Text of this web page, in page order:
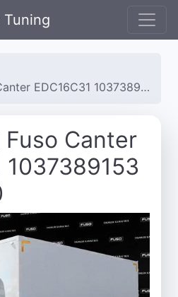
Tuning
1037389153 P405V530
Canter
1037389153